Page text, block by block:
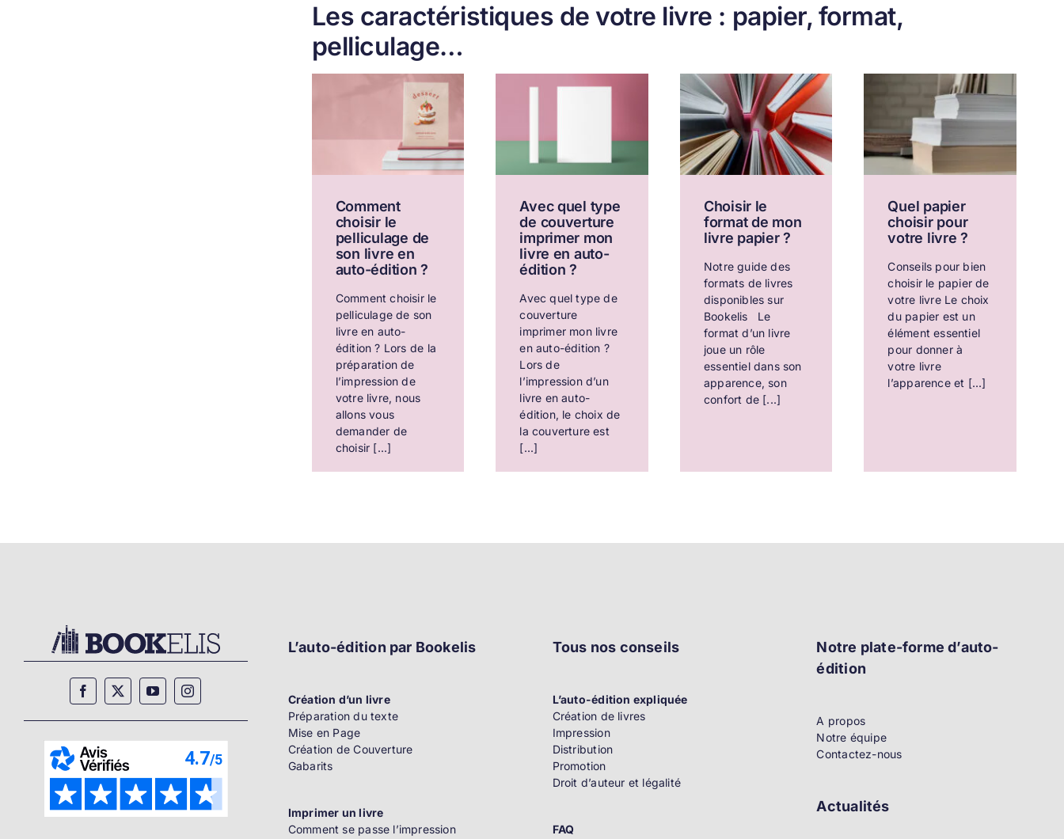
Les caractéristiques de votre livre : papier, format,
pelliculage…
Comment
choisir le
pelliculage de
son livre en
auto-édition ?
Comment choisir le
pelliculage de son
livre en auto-
édition ? Lors de la
préparation de
l’impression de
votre livre, nous
allons vous
demander de
choisir [...]
Avec quel type
de couverture
imprimer mon
livre en auto-
édition ?
Avec quel type de
couverture
imprimer mon livre
en auto-édition ?
Lors de
l’impression d’un
livre en auto-
édition, le choix de
la couverture est
[...]
Choisir le
format de mon
livre papier ?
Notre guide des
formats de livres
disponibles sur
Bookelis Le
format d’un livre
joue un rôle
essentiel dans son
apparence, son
confort de [...]
Quel papier
choisir pour
votre livre ?
Conseils pour bien
choisir le papier de
votre livre Le choix
du papier est un
élément essentiel
pour donner à
votre livre
l’apparence et [...]
L’auto-édition par Bookelis
Création d’un livre
Préparation du texte
Mise en Page
Création de Couverture
Gabarits
Imprimer un livre
Comment se passe l’impression
Tous nos conseils
L’auto-édition expliquée
Création de livres
Impression
Distribution
Promotion
Droit d’auteur et légalité
FAQ
Notre plate-forme d’auto-
édition
A propos
Notre équipe
Contactez-nous
Actualités